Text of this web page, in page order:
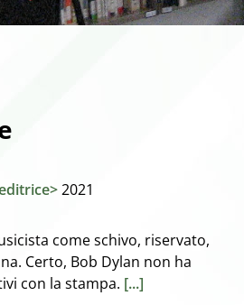
2021
come schivo, riservato,
Certo, Bob Dylan non ha
con la stampa. [...]